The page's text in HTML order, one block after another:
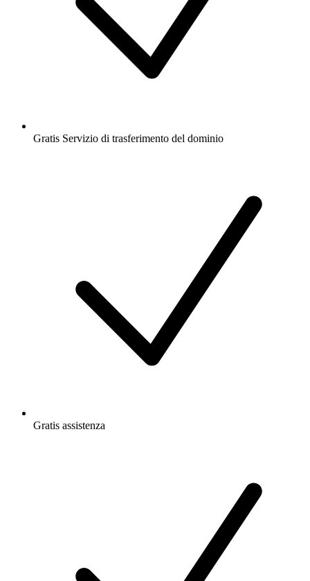
Gratis Servizio di trasferimento del dominio
Gratis assistenza